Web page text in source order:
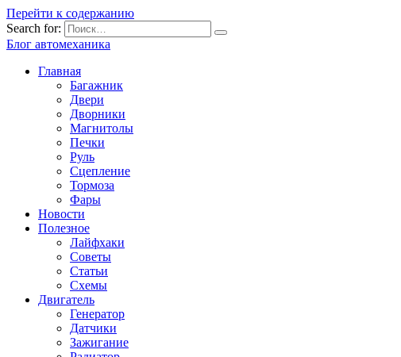
Перейти к содержанию
Search for:
Блог автомеханика
Главная
Багажник
Двери
Дворники
Магнитолы
Печки
Руль
Сцепление
Тормоза
Фары
Новости
Полезное
Лайфхаки
Советы
Статьи
Схемы
Двигатель
Генератор
Датчики
Зажигание